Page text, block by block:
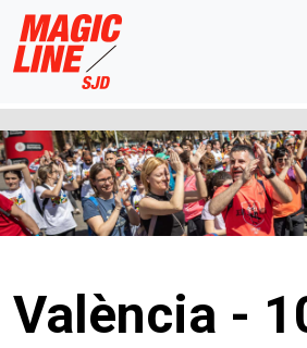
València -